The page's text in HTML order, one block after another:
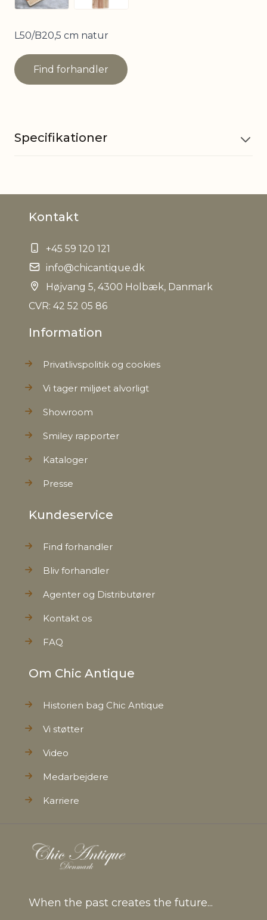
L50/B20,5 cm natur
Find forhandler
Specifikationer
Godkendt
EAN
Tariffnumber
Bruttovægt
Nettovægt
Kontakt
+45 59 120 121
info@chicantique.dk
Højvang 5, 4300 Holbæk, Danmark
CVR: 42 52 05 86
Information
Privatlivspolitik og cookies
Vi tager miljøet alvorligt
Showroom
Smiley rapporter
Kataloger
Presse
Kundeservice
Find forhandler
Bliv forhandler
Agenter og Distributører
Kontakt os
FAQ
Om Chic Antique
Historien bag Chic Antique
Vi støtter
Video
Medarbejdere
Karriere
When the past creates the future...